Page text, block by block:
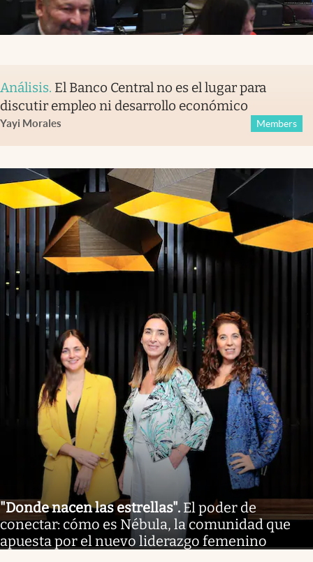
Análisis. El Banco Central no es el lugar para
discutir empleo ni desarrollo económico
Yayi Morales Members
"Donde nacen las estrellas". El poder de
conectar: cómo es Nébula, la comunidad que
apuesta por el nuevo liderazgo femenino